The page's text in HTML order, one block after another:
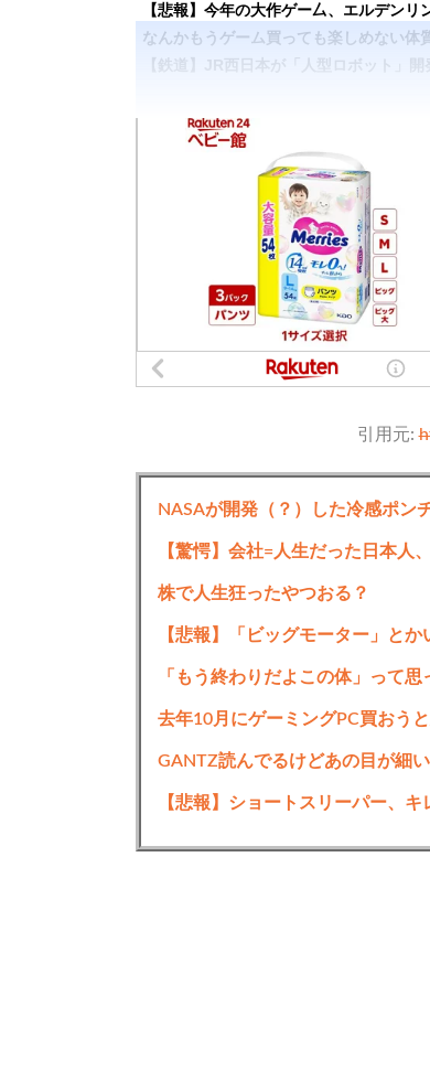
【悲報】今年の大作ゲー厶、エルデンリ
なんかもうゲーム買っても楽しめない体
【鉄道】JR西日本が「人型ロボット」
引用元:
NASAが開発（？）した冷感ポ
【驚愕】会社=人生だった日本
株で人生狂ったやつおる？
【悲報】「ビッグモーター」と
「もう終わりだよこの体」って思
GANTZ読んでるけどあの目が細
【悲報】ショートスリーパー、キ